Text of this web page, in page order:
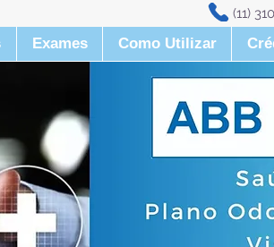
(11)
Exames Como Utilizar